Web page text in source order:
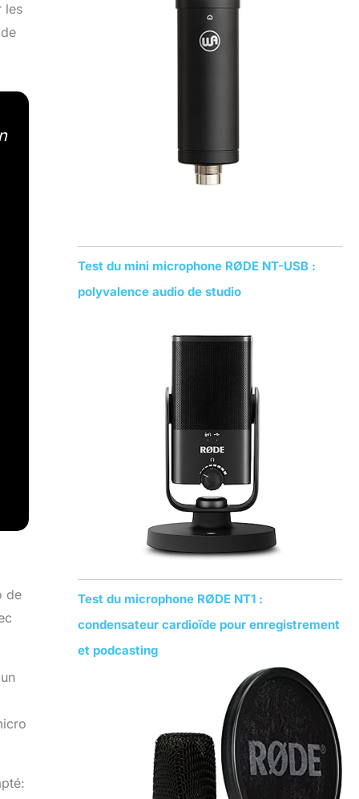
les
de
Test du mini microphone RØDE NT-USB :
polyvalence audio de studio
Test du microphone RØDE NT1 :
condensateur cardioïde pour enregistrement
et podcasting